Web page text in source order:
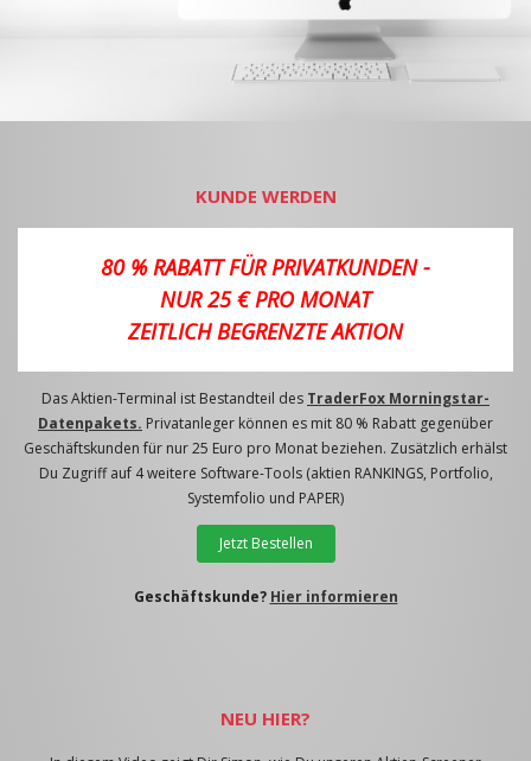
KUNDE WERDEN
80 % RABATT FÜR PRIVATKUNDEN -
NUR 25 € PRO MONAT
ZEITLICH BEGRENZTE AKTION
Das Aktien-Terminal ist Bestandteil des TraderFox Morningstar-
Datenpakets. Privatanleger können es mit 80 % Rabatt gegenüber
Geschäftskunden für nur 25 Euro pro Monat beziehen. Zusätzlich erhälst
Du Zugriff auf 4 weitere Software-Tools (aktien RANKINGS, Portfolio,
Systemfolio und PAPER)
Jetzt Bestellen
Geschäftskunde? Hier informieren
NEU HIER?